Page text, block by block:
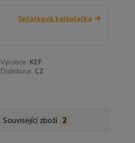
Splátková kalkulačka
Výrobce: KEF
Distribuce: CZ
Související zboží 2